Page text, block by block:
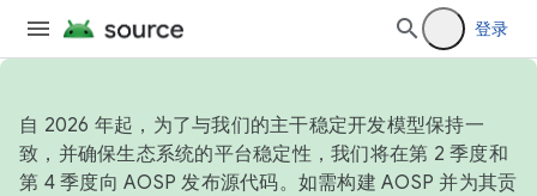
登录
自 2026 年起，为了与我们的主干稳定开发模型保持一
致，并确保生态系统的平台稳定性，我们将在第 2 季度和
第 4 季度向 AOSP 发布源代码。如需构建 AOSP 并为其贡